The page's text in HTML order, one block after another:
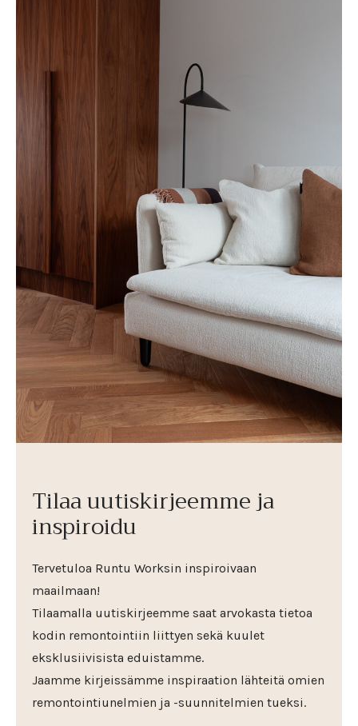
Tilaa uutiskirjeemme ja
inspiroidu
Tervetuloa Runtu Worksin inspiroivaan
maailmaan!
Tilaamalla uutiskirjeemme saat arvokasta tietoa
kodin remontointiin liittyen sekä kuulet
eksklusiivisista eduistamme.
Jaamme kirjeissämme inspiraation lähteitä omien
remontointiunelmien ja -suunnitelmien tueksi.